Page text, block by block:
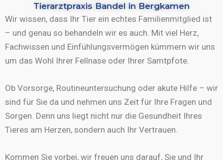
Tierarztpraxis Bandel in Bergkamen
Wir wissen, dass Ihr Tier ein echtes Familienmitglied ist
– und genau so behandeln wir es auch. Mit viel Herz,
Fachwissen und Einfühlungsvermögen kümmern wir uns
um das Wohl Ihrer Fellnase oder Ihrer Samtpfote.
Ob Vorsorge, Routineuntersuchung oder akute Hilfe – wir
sind für Sie da und nehmen uns Zeit für Ihre Fragen und
Sorgen. Denn uns liegt nicht nur die Gesundheit Ihres
Tieres am Herzen, sondern auch Ihr Vertrauen.
Kommen Sie vorbei, wir freuen uns darauf, Sie und Ihr